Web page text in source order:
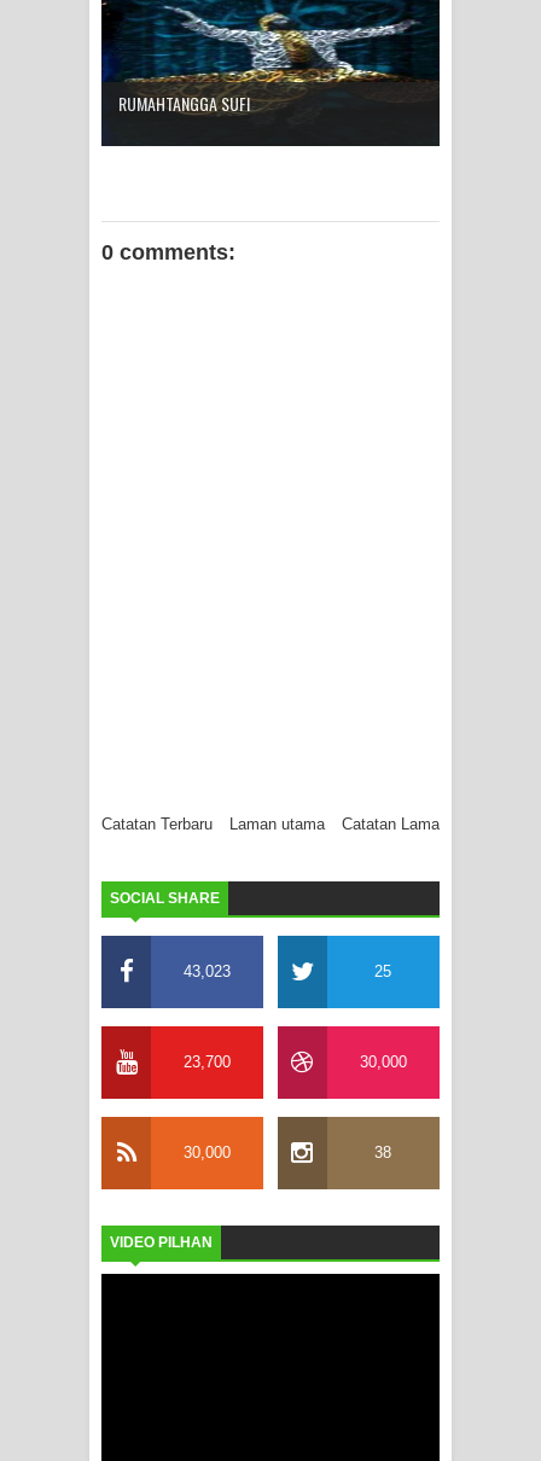
RUMAHTANGGA SUFI
0 comments:
Catatan Terbaru Catatan Lama
Laman utama
SOCIAL SHARE
43,023 25
23,700 30,000
30,000 38
VIDEO PILHAN